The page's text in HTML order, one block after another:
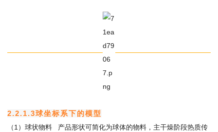
2.2.1.3球坐标系下的模型
（1）球状物料 产品形状可简化为球体的物料，主干燥阶段热质传